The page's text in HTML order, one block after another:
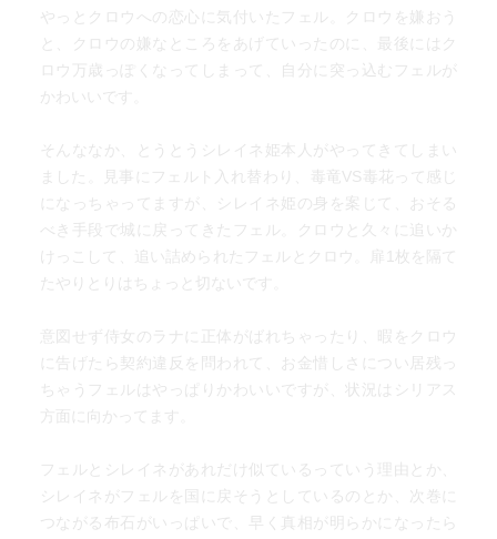
やっとクロウへの恋心に気付いたフェル。クロウを嫌おう
と、クロウの嫌なところをあげていったのに、最後にはク
ロウ万歳っぽくなってしまって、自分に突っ込むフェルが
かわいいです。
そんななか、とうとうシレイネ姫本人がやってきてしまい
ました。見事にフェルト入れ替わり、毒竜VS毒花って感じ
になっちゃってますが、シレイネ姫の身を案じて、おそる
べき手段で城に戻ってきたフェル。クロウと久々に追いか
けっこして、追い詰められたフェルとクロウ。扉1枚を隔て
たやりとりはちょっと切ないです。
意図せず侍女のラナに正体がばれちゃったり、暇をクロウ
に告げたら契約違反を問われて、お金惜しさについ居残っ
ちゃうフェルはやっぱりかわいいですが、状況はシリアス
方面に向かってます。
フェルとシレイネがあれだけ似ているっていう理由とか、
シレイネがフェルを国に戻そうとしているのとか、次巻に
つながる布石がいっぱいで、早く真相が明らかになったら